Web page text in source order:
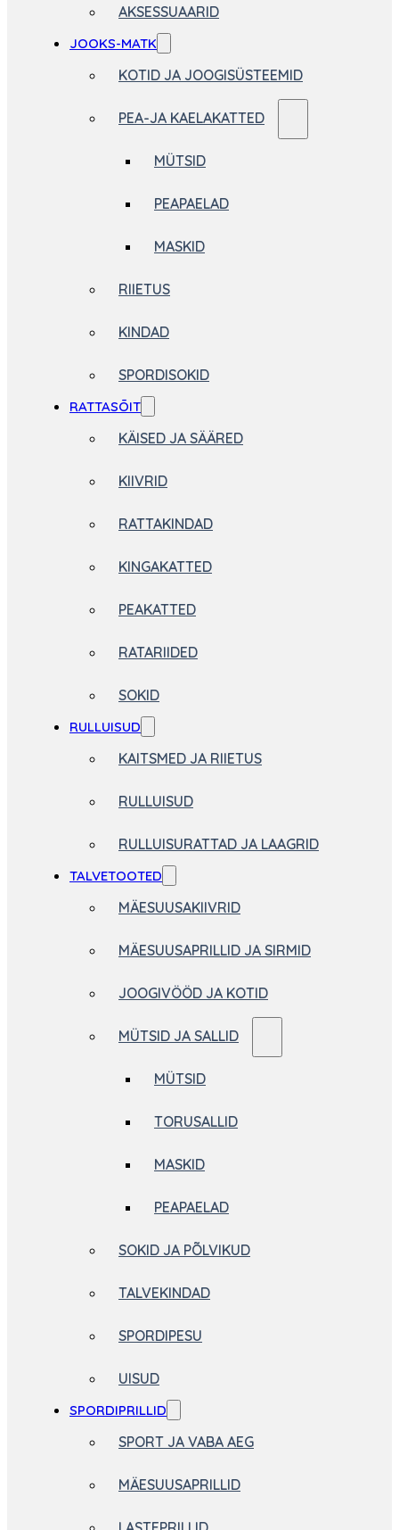
AKSESSUAARID
JOOKS-MATK
KOTID JA JOOGISÜSTEEMID
PEA-JA KAELAKATTED
MÜTSID
PEAPAELAD
MASKID
RIIETUS
KINDAD
SPORDISOKID
RATTASÕIT
KÄISED JA SÄÄRED
KIIVRID
RATTAKINDAD
KINGAKATTED
PEAKATTED
RATARIIDED
SOKID
RULLUISUD
KAITSMED JA RIIETUS
RULLUISUD
RULLUISURATTAD JA LAAGRID
TALVETOOTED
MÄESUUSAKIIVRID
MÄESUUSAPRILLID JA SIRMID
JOOGIVÖÖD JA KOTID
MÜTSID JA SALLID
MÜTSID
TORUSALLID
MASKID
PEAPAELAD
SOKID JA PÕLVIKUD
TALVEKINDAD
SPORDIPESU
UISUD
SPORDIPRILLID
SPORT JA VABA AEG
MÄESUUSAPRILLID